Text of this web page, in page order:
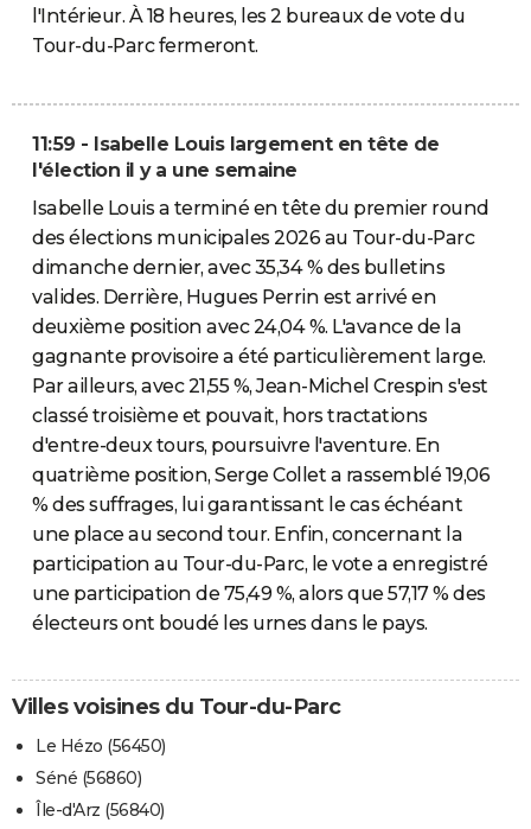
l'Intérieur. À 18 heures, les 2 bureaux de vote du
Tour-du-Parc fermeront.
11:59 - Isabelle Louis largement en tête de
l'élection il y a une semaine
Isabelle Louis a terminé en tête du premier round
des élections municipales 2026 au Tour-du-Parc
dimanche dernier, avec 35,34 % des bulletins
valides. Derrière, Hugues Perrin est arrivé en
deuxième position avec 24,04 %. L'avance de la
gagnante provisoire a été particulièrement large.
Par ailleurs, avec 21,55 %, Jean-Michel Crespin s'est
classé troisième et pouvait, hors tractations
d'entre-deux tours, poursuivre l'aventure. En
quatrième position, Serge Collet a rassemblé 19,06
% des suffrages, lui garantissant le cas échéant
une place au second tour. Enfin, concernant la
participation au Tour-du-Parc, le vote a enregistré
une participation de 75,49 %, alors que 57,17 % des
électeurs ont boudé les urnes dans le pays.
Villes voisines du Tour-du-Parc
Le Hézo (56450)
Séné (56860)
Île-d'Arz (56840)